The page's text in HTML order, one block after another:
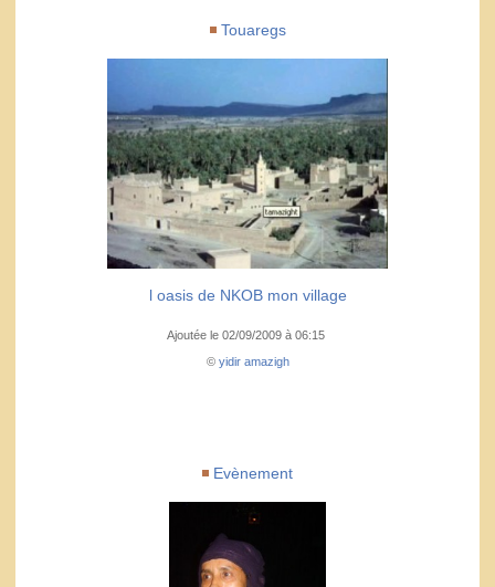
Touaregs
l oasis de NKOB mon village
Ajoutée le 02/09/2009 à 06:15
© yidir amazigh
Evènement